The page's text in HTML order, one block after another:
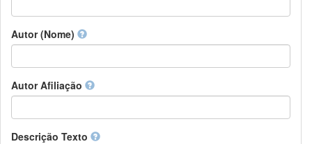
Física
Ciências Sociais
Outros
Autor (Nome)
Autor Afiliação
Descrição Texto